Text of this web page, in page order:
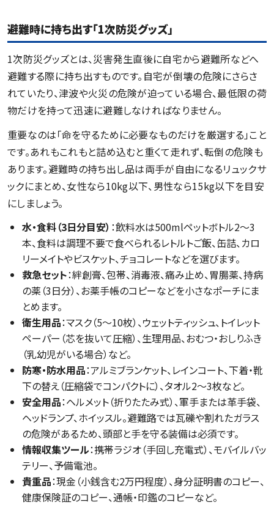
避難時に持ち出す「1次防災グッズ」
1次防災グッズとは、災害発生直後に自宅から避難所などへ
避難する際に持ち出すものです。自宅が倒壊の危険にさらさ
れていたり、津波や火災の危険が迫っている場合、最低限の荷
物だけを持って迅速に避難しなければなりません。
重要なのは「命を守るために必要なものだけを厳選する」こと
です。あれもこれもと詰め込むと重くて走れず、転倒の危険も
あります。避難時の持ち出し品は両手が自由になるリュックサ
ックにまとめ、女性なら10kg以下、男性なら15kg以下を目安
にしましょう。
水・食料（3日分目安） ：飲料水は500mlペットボトル2〜3
本、食料は調理不要で食べられるレトルトご飯、缶詰、カロ
リーメイトやビスケット、チョコレートなどを選びます。
救急セット：絆創膏、包帯、消毒液、痛み止め、胃腸薬、持病
の薬（3日分）、お薬手帳のコピーなどを小さなポーチにま
とめます。
衛生用品：マスク（5〜10枚）、ウェットティッシュ、トイレット
ペーパー（芯を抜いて圧縮）、生理用品、おむつ・おしりふき
（乳幼児がいる場合）など。
防寒・防水用品：アルミブランケット、レインコート、下着・靴
下の替え（圧縮袋でコンパクトに）、タオル2〜3枚など。
安全用品：ヘルメット（折りたたみ式）、軍手または革手袋、
ヘッドランプ、ホイッスル。避難路では瓦礫や割れたガラス
の危険があるため、頭部と手を守る装備は必須です。
情報収集ツール：携帯ラジオ（手回し充電式）、モバイルバッ
テリー、予備電池。
貴重品：現金（小銭含む2万円程度）、身分証明書のコピー、
健康保険証のコピー、通帳・印鑑のコピーなど。